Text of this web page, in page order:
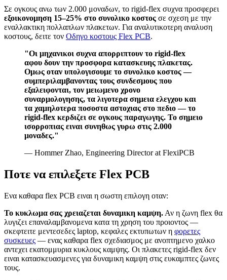
Σε ογκους ανω των 2.000 μοναδων, το rigid-flex συχνα προσφερει
εξοικονομηση 15–25% στο συνολικο κοστος σε σχεση με την
εναλλακτικη πολλαπλων πλακετων. Για αναλυτικοτερη αναλυση
κοστους, δειτε τον Οδηγο κοστους Flex PCB.
"Οι μηχανικοι συχνα απορριπτουν το rigid-flex
αφου δουν την προσφορα κατασκευης πλακετας.
Ομως οταν υπολογισουμε το συνολικο κοστος —
συμπεριλαμβανοντας τους συνδεσμους που
εξαλειφονται, τον μειωμενο χρονο
συναρμολογησης, τα λιγοτερα σημεια ελεγχου και
τα χαμηλοτερα ποσοστα αστοχιας στο πεδιο — το
rigid-flex κερδιζει σε ογκους παραγωγης. Το σημειο
ισορροπιας ειναι συνηθως γυρω στις 2.000
μοναδες."
— Hommer Zhao, Engineering Director at FlexiPCB
Ποτε να επιλεξετε Flex PCB
Ενα καθαρα flex PCB ειναι η σωστη επιλογη οταν:
Το κυκλωμα σας χρειαζεται δυναμικη καμψη. Αν η ζωνη flex θα
λυγιζει επαναλαμβανομενα κατα τη χρηση του προιοντος —
σκεφτειτε μεντεσεδες laptop, κεφαλες εκτυπωτων η φορετες
συσκευες — ενας καθαρα flex σχεδιασμος με ανοπτημενο χαλκο
αντεχει εκατομμυρια κυκλους καμψης. Οι πλακετες rigid-flex δεν
ειναι κατασκευασμενες για δυναμικη καμψη στις ευκαμπτες ζωνες
τους.